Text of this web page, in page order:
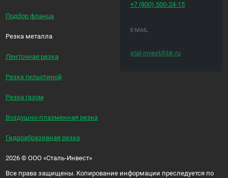
Подбор фланца
Резка металла
Ленточная резка
Резка гильотиной
Резка газом
Воздушно-плазменная резка
Гидроабразивная резка
+7 (800) 500-24-15
E-MAIL
stal-invest@bk.ru
2026 ©ООО «Сталь-Инвест»
Все права защищены. Копирование информации преследуется по